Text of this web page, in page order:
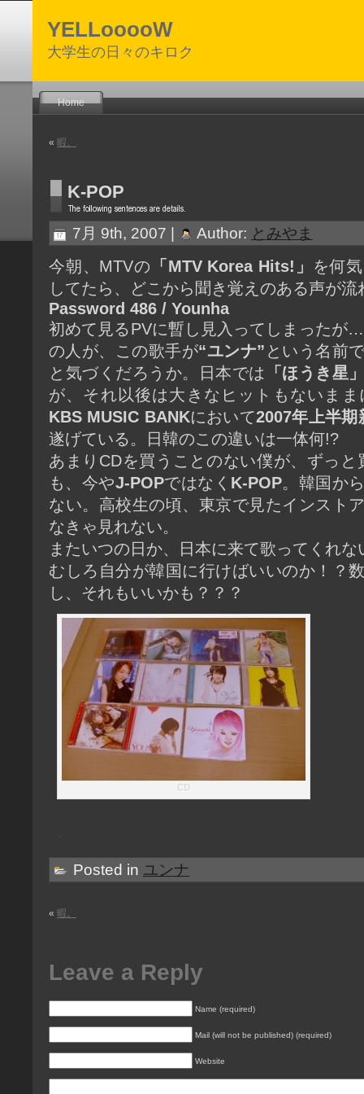
YELLooooW
大学生の日々のキロク
Home
« 暇。
K-POP
7月 9th, 2007 | Author: とみやま
今朝、MTVの 「MTV Korea Hits!」
を何
してたら、どこから聞き覚えのある声が流
Password 486 / Younha
初めて見るPVに暫し見入ってしまったが
の人が、この歌手が“ユンナ” という名前
と気づくだろうか。日本では
「ほうき星
が、それ以後は大きなヒットもないま
KBS MUSIC BANKにおいて2007年上半期
遂げている。日韓のこの違いは一体何!?
あまりCDを買うことのない僕が、ずっ
も、今やJ-POPではなく K-POP。韓国か
ない。高校生の頃、東京で見たインスト
なきゃ見れない。
またいつの日か、日本に来て歌ってくれ
むしろ自分が韓国に行けばいいのか！？
し、それもいいかも？？？
CD
Posted in ユンナ
« 暇。
Leave a Reply
Name (required)
Mail (will not be published) (required)
Website